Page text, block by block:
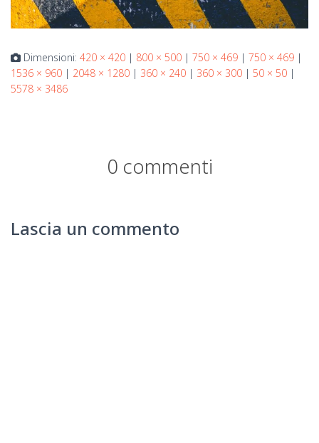
Dimensioni: 420 × 420 | 800 × 500 | 750 × 469 | 750 × 469 |
1536 × 960 | 2048 × 1280 | 360 × 240 | 360 × 300 | 50 × 50 |
5578 × 3486
0 commenti
Lascia un commento